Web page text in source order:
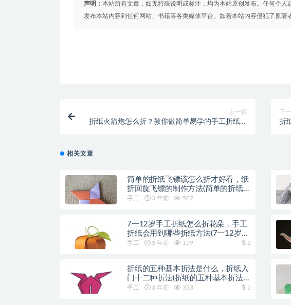
声明： 本站所有文章，如无特殊说明或标注，均为本站原创发布。任何个人
发布本站内容到任何网站、书籍等各类媒体平台。如若本站内容侵犯了原著
上一篇
折纸火箭炮怎么折？教你做简单易学的手工折纸火
下
折
相关文章
简单的折纸飞镖该怎么折才好看，纸
折回旋飞镖的制作方法(简单的折纸
方法)
手工 3 年前 587
7一12岁手工折纸怎么折花朵，手工
折纸会用到哪些折纸方法(7一12岁手
工折纸动物)
手工 3 年前 159 2
折纸的五种基本折法是什么，折纸入
门十二种折法(折纸的五种基本折法
是什么)
手工 3 年前 333 2